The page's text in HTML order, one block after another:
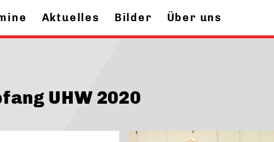
Aktuelles Bilder Über uns
UHW 2020